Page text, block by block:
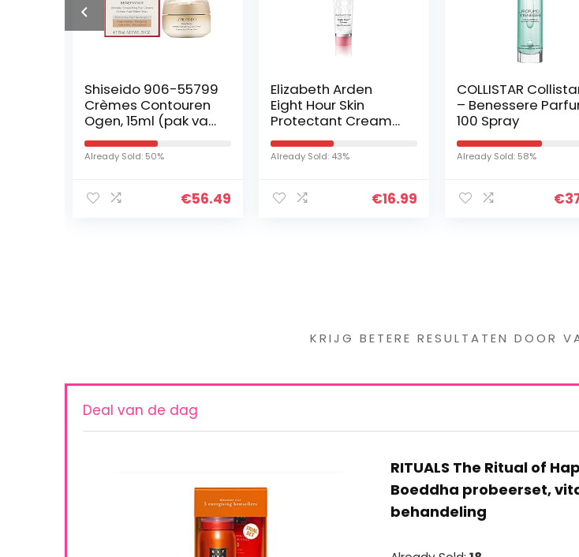
Shiseido 906-55799
Crèmes Contouren
Ogen, 15ml (pak van
1),Veelkleurig
Already Sold: 50%
€56.49
Elizabeth Arden
Eight Hour Skin
Protectant Cream
parfumvrij, 50 ml
Already Sold: 43%
€16.99
COLLISTAR
– Benessere
100 Spray
Already Sold: 58%
€
KRIJG BETERE RESULTATEN DOOR
Deal van de dag
RITUALS The Ritual of
Boeddha probeerset,
behandeling